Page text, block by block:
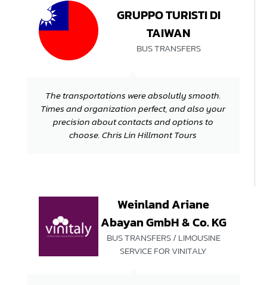
The transportations were absolutly smooth.
Times and organization perfect, and also your
precision about contacts and options to
choose. Chris Lin Hillmont Tours
GRUPPO TURISTI DI
TAIWAN
BUS TRANSFERS
Weinland Ariane
Abayan GmbH & Co. KG
BUS TRANSFERS / LIMOUSINE
SERVICE FOR VINITALY